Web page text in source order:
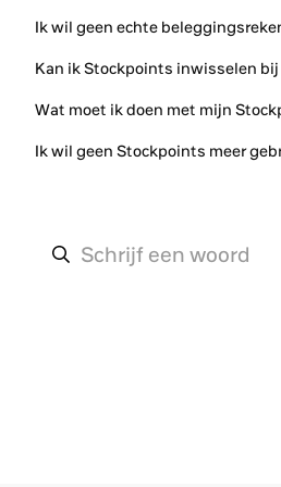
Ik wil geen echte
Kan ik Stockpoints inwisselen
Wat moet ik doen met mijn
Ik wil geen Stockpoints meer